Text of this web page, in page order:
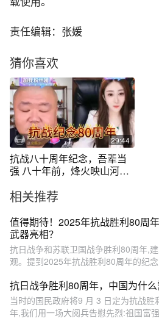
责任编辑：张媛
猜你喜欢
29:44
抗战八十周年纪念，吾辈当
强 八十年前，烽火映山河，
后，硝烟散尽，盛世皆如他
们所愿。 铭记不是复刻伤
痛，而是接过薪火——以青
春护中华，让英雄精神永不
褪色，让民族脊梁永远挺
直！#直播录屏分享 #抗战 #
正能量 #北疯小同学
相关推荐
值得期待！2025年抗战胜利80周
武器亮相？
抗日战争和苏联卫国战争胜利80周年,
观。提到2025年抗战胜利80周年的纪
抗日战争胜利80周年，中国为什么
当时的国民政府将9 月 3 日定为抗战
年,我们用一场大阅兵告慰先烈:祖国富